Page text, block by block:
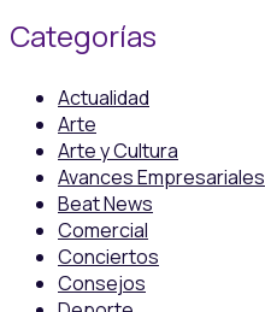
Categorías
Actualidad
Arte
Arte y Cultura
Avances Empresariales
Beat News
Comercial
Conciertos
Consejos